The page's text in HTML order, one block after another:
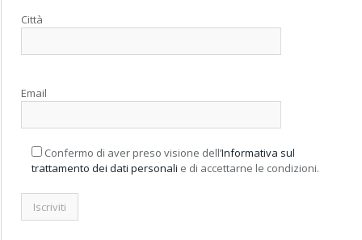
Città
Email
Confermo di aver preso visione dell’Informativa sul
trattamento dei dati personali e di accettarne le condizioni.